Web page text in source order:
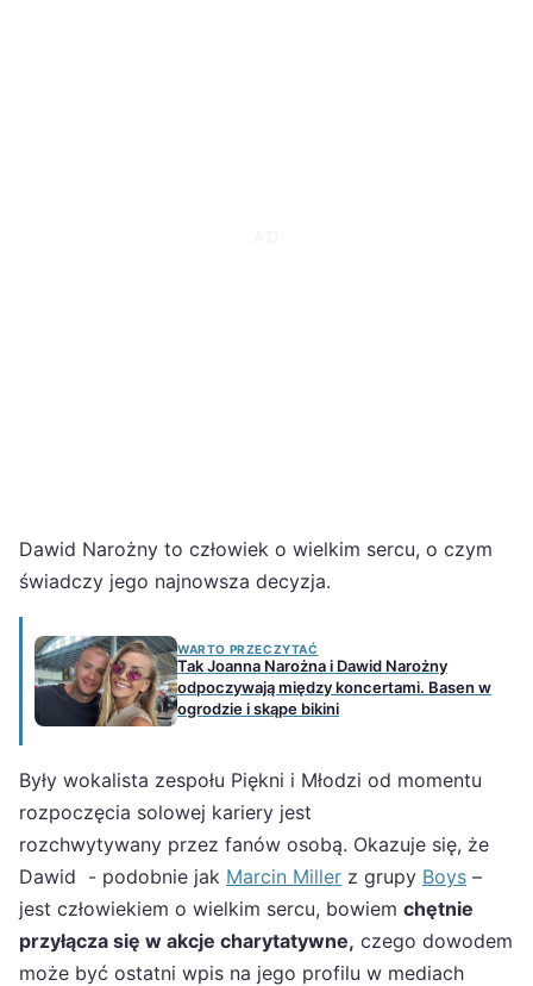
Dawid Narożny to człowiek o wielkim sercu, o czym
świadczy jego najnowsza decyzja.
WARTO PRZECZYTAĆ
Tak Joanna Narożna i Dawid Narożny
odpoczywają między koncertami. Basen w
ogrodzie i skąpe bikini
Były wokalista zespołu Piękni i Młodzi od momentu
rozpoczęcia solowej kariery jest
rozchwytywany przez fanów osobą. Okazuje się, że
Dawid - podobnie jak Marcin Miller z grupy Boys –
jest człowiekiem o wielkim sercu, bowiem chętnie
przyłącza się w akcje charytatywne, czego dowodem
może być ostatni wpis na jego profilu w mediach